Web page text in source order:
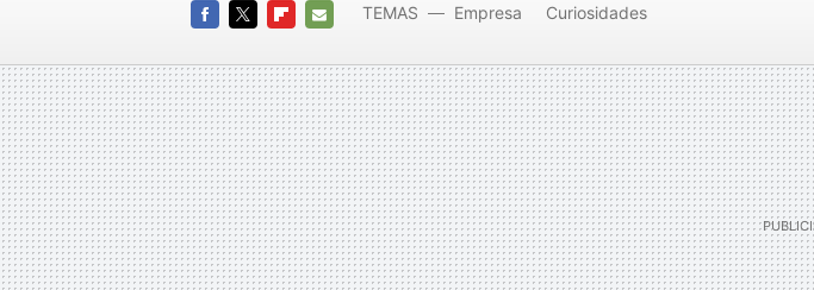
MAIL
TEMAS Empresa Curiosidades